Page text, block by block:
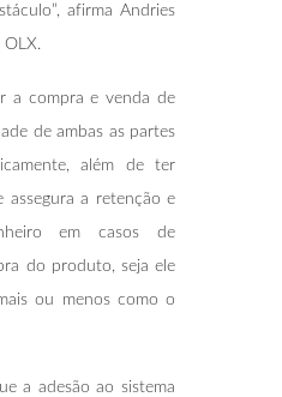
afirma Andries
a compra e venda de
de ambas as partes
além de ter
assegura a retenção e
em casos de
do produto, seja ele
ou menos como o
a adesão ao sistema